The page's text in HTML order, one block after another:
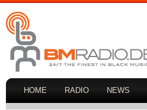
HOME RADIO NEWS